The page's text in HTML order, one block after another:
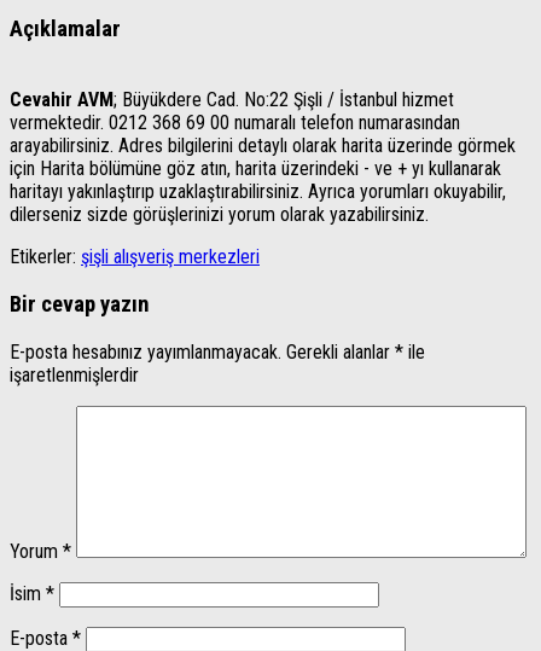
Açıklamalar
Cevahir AVM; Büyükdere Cad. No:22 Şişli / İstanbul hizmet
vermektedir. 0212 368 69 00 numaralı telefon numarasından
arayabilirsiniz. Adres bilgilerini detaylı olarak harita üzerinde görmek
için Harita bölümüne göz atın, harita üzerindeki - ve + yı kullanarak
haritayı yakınlaştırıp uzaklaştırabilirsiniz. Ayrıca yorumları okuyabilir,
dilerseniz sizde görüşlerinizi yorum olarak yazabilirsiniz.
Etikerler: şişli alışveriş merkezleri
Bir cevap yazın
E-posta hesabınız yayımlanmayacak. Gerekli alanlar * ile
işaretlenmişlerdir
Yorum *
İsim *
E-posta *